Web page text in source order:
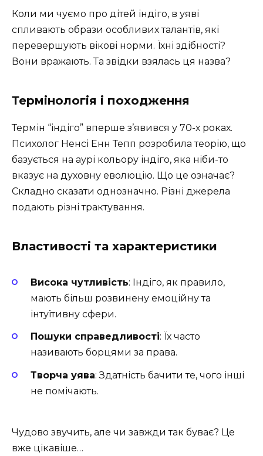
Коли ми чуємо про дітей індіго, в уяві
спливають образи особливих талантів, які
перевершують вікові норми. Їхні здібності?
Вони вражають. Та звідки взялась ця назва?
Термінологія і походження
Термін “індіго” вперше з’явився у 70-х роках.
Психолог Ненсі Енн Тепп розробила теорію, що
базується на аурі кольору індіго, яка ніби-то
вказує на духовну еволюцію. Що це означає?
Складно сказати однозначно. Різні джерела
подають різні трактування.
Властивості та характеристики
Висока чутливість: Індіго, як правило,
мають більш розвинену емоційну та
інтуїтивну сфери.
Пошуки справедливості: Їх часто
називають борцями за права.
Творча уява: Здатність бачити те, чого інші
не помічають.
Чудово звучить, але чи завжди так буває? Це
вже цікавіше…